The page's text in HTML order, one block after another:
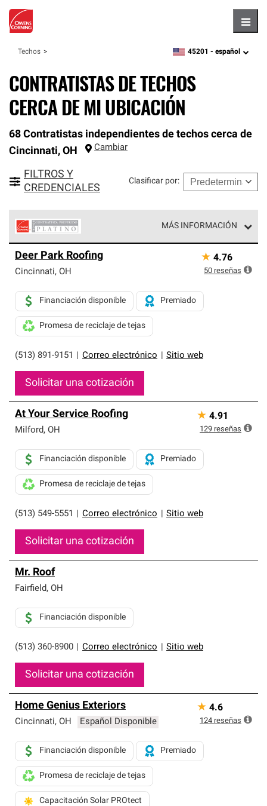
Techos zipcode, language
45201 - español
CONTRATISTAS DE TECHOS
CERCA DE MI UBICACIÓN
68 Contratistas independientes de techos cerca de
Cincinnati, OH Cambiar
FILTROS Y
CREDENCIALES
Clasificar por:
MÁS INFORMACIÓN
Corning constituyen el nivel superior de nuestra red
exclusiva y cumplen con estándares estrictos de
Solo ellos pueden ofrecer nuestra mejor garantía de
sistemas de techos.
Deer Park Roofing
Cincinnati, OH
(513) 891-9151 Correo electrónico Sitio web
Financiación disponible Premiado
Promesa de reciclaje de tejas
Solicitar una cotización
★ 4.76
50 reseñas
At Your Service Roofing
Milford, OH
(513) 549-5551 Correo electrónico Sitio web
Financiación disponible Premiado
Promesa de reciclaje de tejas
Solicitar una cotización
★ 4.91
129 reseñas
Mr. Roof
Fairfield, OH
(513) 360-8900 Correo electrónico Sitio web
Financiación disponible
Solicitar una cotización
Home Genius Exteriors
Cincinnati, OH Español Disponible
Financiación disponible Premiado
Promesa de reciclaje de tejas
Capacitación Solar PROtect
★ 4.6
124 reseñas